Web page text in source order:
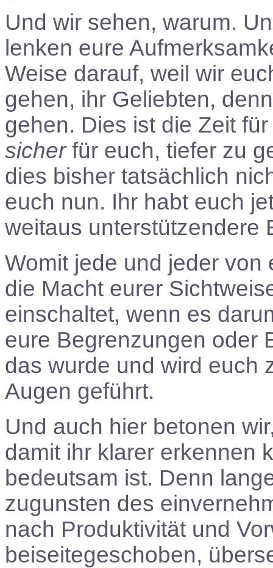
Und wir sehen, warum.
lenken eure
Weise darauf, weil wir
gehen, ihr Geliebten,
gehen. Dies ist die Zeit
sicherfür euch, tiefer zu
dies bisher tatsächlich
euch nun. Ihr habt euch
weitaus unterstützendere
Womit jede und jeder von
die Macht eurer
einschaltet, wenn es
eure Begrenzungen oder
das wurde und wird euch
Augen geführt.
Und auch hier betonen
damit ihr klarer erkennen
bedeutsam ist. Denn
zugunsten des
nach Produktivität und
beiseitegeschoben,